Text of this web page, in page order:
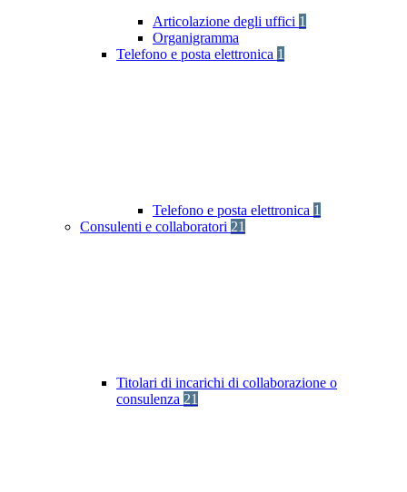
Articolazione degli uffici 1
Organigramma
Telefono e posta elettronica 1
Telefono e posta elettronica 1
Consulenti e collaboratori 21
Titolari di incarichi di collaborazione o
consulenza 21